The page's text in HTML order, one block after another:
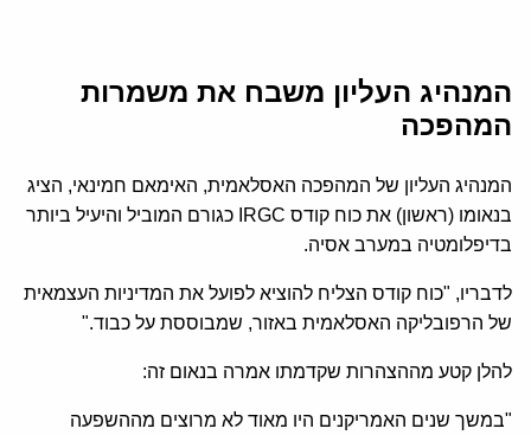
המנהיג העליון משבח את משמרות
המהפכה
המנהיג העליון של המהפכה האסלאמית, האימאם חמינאי, הציג
בנאומו (ראשון) את כוח קודס IRGC כגורם המוביל והיעיל ביותר
בדיפלומטיה במערב אסיה.
לדבריו, "כוח קודס הצליח להוציא לפועל את המדיניות העצמאית
של הרפובליקה האסלאמית באזור, שמבוססת על כבוד."
להלן קטע מההצהרות שקדמתו אמרה בנאום זה:
"במשך שנים האמריקנים היו מאוד לא מרוצים מההשפעה